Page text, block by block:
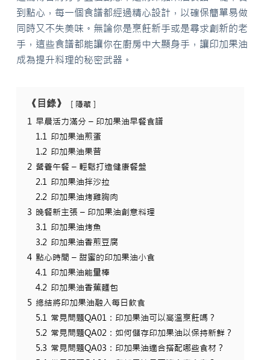
到點心，每一個食譜都經過精心設計，以確保簡單易做
同時又不失美味。無論你是烹飪新手或是尋求創新的老
手，這些食譜都能讓你在廚房中大顯身手，讓印加果油
成為提升料理的秘密武器。
《目錄》 隱藏
1 早晨活力滿分 – 印加果油早餐食譜
1.1 印加果油煎蛋
1.2 印加果油果昔
2 營養午餐 – 輕鬆打造健康餐盤
2.1 印加果油拌沙拉
2.2 印加果油烤雞胸肉
3 晚餐新主張 – 印加果油創意料理
3.1 印加果油烤魚
3.2 印加果油香煎豆腐
4 點心時間 – 甜蜜的印加果油小食
4.1 印加果油能量棒
4.2 印加果油香蕉麵包
5 總結將印加果油融入每日飲食
5.1 常見問題QA01：印加果油可以高溫烹飪嗎？
5.2 常見問題QA02：如何儲存印加果油以保持新鮮？
5.3 常見問題QA03：印加果油適合搭配哪些食材？